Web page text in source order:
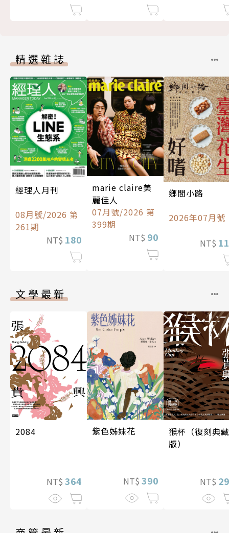
精選雜誌
經理人月刊
08月號/2026 第
261期
NT$ 180
marie claire美
麗佳人
07月號/2026 第
399期
NT$ 90
鄉間小路
2026年07月號
NT$
文學最新
2084
NT$ 364
紫色姊妹花
NT$ 390
猴杯（復刻典藏
版）
NT$